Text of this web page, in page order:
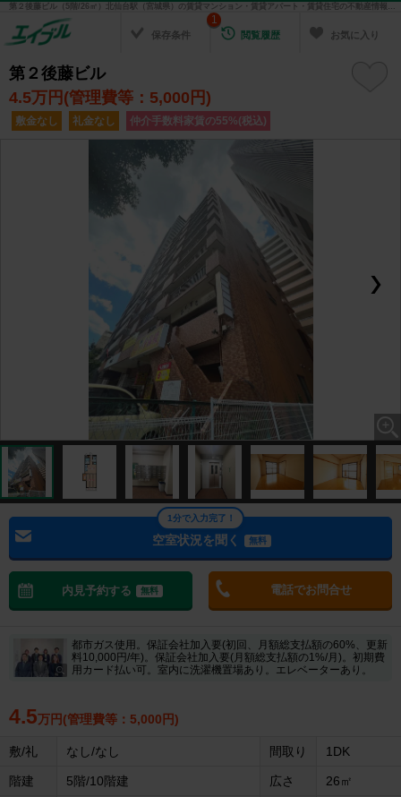
第２後藤ビル（5階/26㎡）北仙台駅（宮城県）の賃貸マンション・賃貸アパート・賃貸住宅の不動産情報を検索！ 不動産賃貸の物件探しは、お部屋探しのエイブル
保存条件 閲覧履歴
1
お気に入り
第２後藤ビル
4.5万円(管理費等：5,000円)
敷金なし 礼金なし 仲介手数料家賃の55%(税込)
空室状況を聞く 無料
1分で入力完了！
内見予約する 無料 電話でお問合せ
都市ガス使用。保証会社加入要(初回、月額総支払額の60%、更新
料10,000円/年)。保証会社加入要(月額総支払額の1%/月)。初期費
用カード払い可。室内に洗濯機置場あり。エレベーターあり。
4.5万円(管理費等：5,000円)
敷/礼 なし/なし 間取り 1DK
階建 5階/10階建 広さ 26㎡